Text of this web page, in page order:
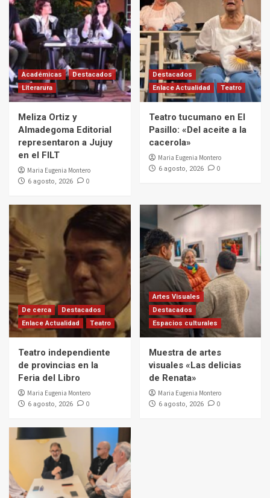
Académicas
Destacados
Literarura
Meliza Ortiz y
Almadegoma Editorial
representaron a Jujuy
en el FILT
Maria Eugenia Montero
6 agosto, 2026 0
Destacados
Enlace Actualidad
Teatro
Teatro tucumano en El
Pasillo: «Del aceite a la
cacerola»
Maria Eugenia Montero
6 agosto, 2026 0
De cerca
Destacados
Enlace Actualidad
Teatro
Teatro independiente
de provincias en la
Feria del Libro
Maria Eugenia Montero
6 agosto, 2026 0
Artes Visuales
Destacados
Espacios culturales
Muestra de artes
visuales «Las delicias
de Renata»
Maria Eugenia Montero
6 agosto, 2026 0